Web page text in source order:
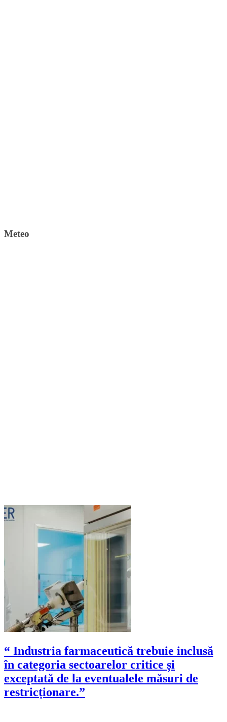
Meteo
“ Industria farmaceutică trebuie inclusă
în categoria sectoarelor critice și
exceptată de la eventualele măsuri de
restricționare.”